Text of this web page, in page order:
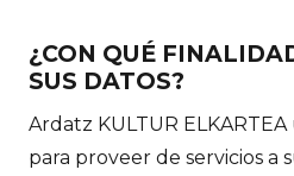
¿CON QUÉ
SUS DATOS?
Ardatz KULTUR
para proveer de servicios a